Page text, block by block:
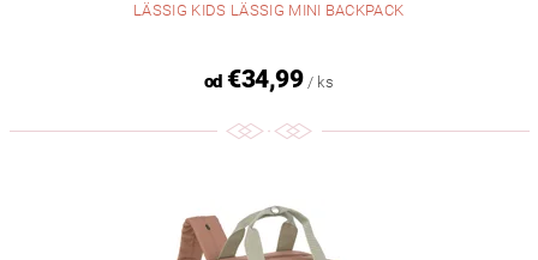
LÄSSIG KIDS LÄSSIG MINI BACKPACK
od€34,99 / ks